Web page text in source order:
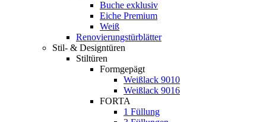
Buche exklusiv
Eiche Premium
Weiß
Renovierungstürblätter
Stil- & Designtüren
Stiltüren
Formgepägt
Weißlack 9010
Weißlack 9016
FORTA
1 Füllung